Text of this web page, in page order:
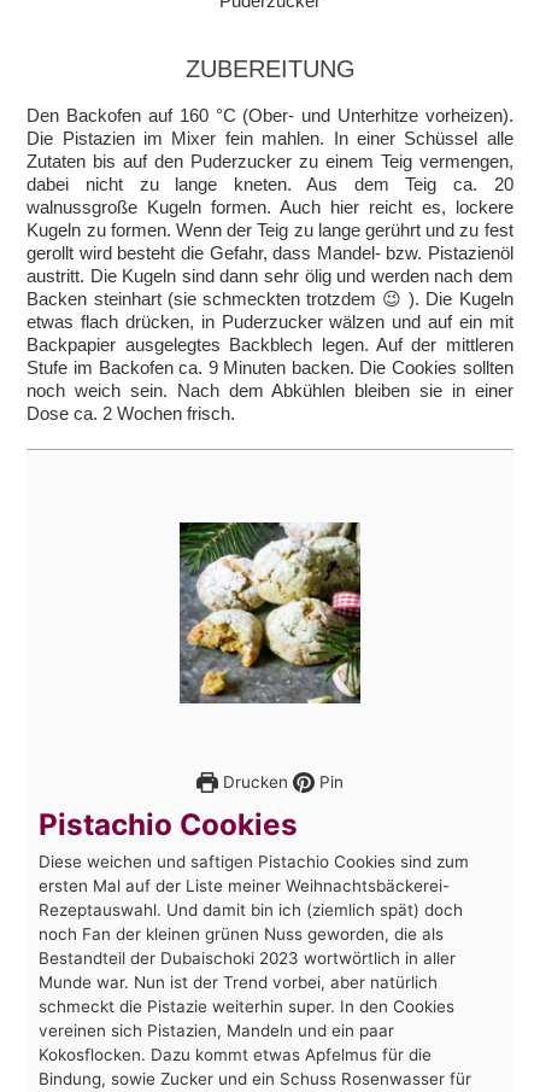
ZUBEREITUNG
Den Backofen auf 160 °C (Ober- und Unterhitze vorheizen).
Die Pistazien im Mixer fein mahlen. In einer Schüssel alle
Zutaten bis auf den Puderzucker zu einem Teig vermengen,
dabei nicht zu lange kneten. Aus dem Teig ca. 20
walnussgroße Kugeln formen. Auch hier reicht es, lockere
Kugeln zu formen. Wenn der Teig zu lange gerührt und zu fest
gerollt wird besteht die Gefahr, dass Mandel- bzw. Pistazienöl
austritt. Die Kugeln sind dann sehr ölig und werden nach dem
Backen steinhart (sie schmeckten trotzdem 😉 ). Die Kugeln
etwas flach drücken, in Puderzucker wälzen und auf ein mit
Backpapier ausgelegtes Backblech legen. Auf der mittleren
Stufe im Backofen ca. 9 Minuten backen. Die Cookies sollten
noch weich sein. Nach dem Abkühlen bleiben sie in einer
Dose ca. 2 Wochen frisch.
Drucken Pin
Pistachio Cookies
Diese weichen und saftigen Pistachio Cookies sind zum
ersten Mal auf der Liste meiner Weihnachtsbäckerei-
Rezeptauswahl. Und damit bin ich (ziemlich spät) doch
noch Fan der kleinen grünen Nuss geworden, die als
Bestandteil der Dubaischoki 2023 wortwörtlich in aller
Munde war. Nun ist der Trend vorbei, aber natürlich
schmeckt die Pistazie weiterhin super. In den Cookies
vereinen sich Pistazien, Mandeln und ein paar
Kokosflocken. Dazu kommt etwas Apfelmus für die
Bindung, sowie Zucker und ein Schuss Rosenwasser für